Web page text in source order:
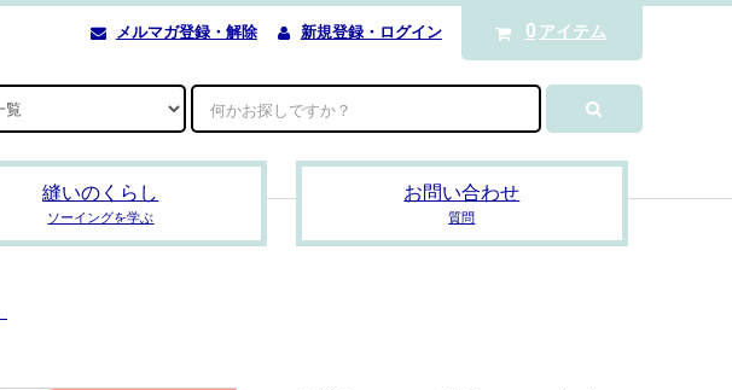
メルマガ登録・解除 新規登録・ログイン 0 アイテム
縫いのくらし
ソーイングを学ぶ
お問い合わせ
質問